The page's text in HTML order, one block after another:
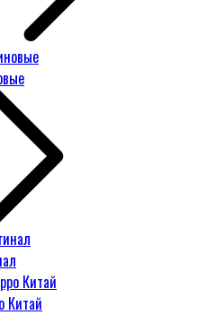
Китай